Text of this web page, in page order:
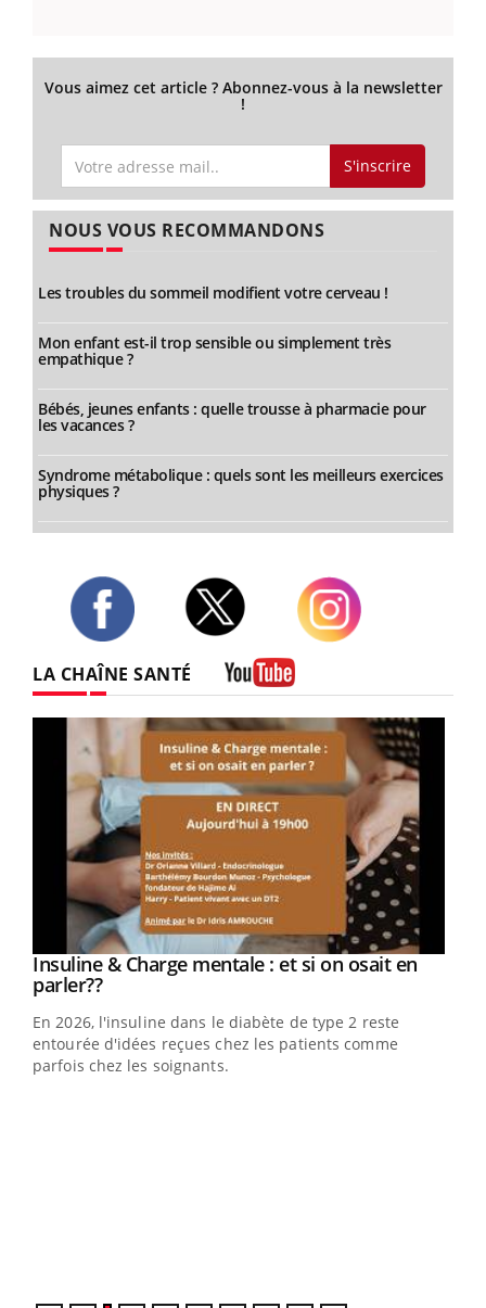
Vous aimez cet article ? Abonnez-vous à la newsletter
!
S'inscrire
NOUS VOUS RECOMMANDONS
Les troubles du sommeil modifient votre cerveau !
Mon enfant est-il trop sensible ou simplement très
empathique ?
Bébés, jeunes enfants : quelle trousse à pharmacie pour
les vacances ?
Syndrome métabolique : quels sont les meilleurs exercices
physiques ?
LA CHAÎNE SANTÉ
Youtube
Insuline & Charge mentale : et si on osait en
parler??Youtube
En 2026, l'insuline dans le diabète de type 2 reste
entourée d'idées reçues chez les patients comme
parfois chez les soignants.